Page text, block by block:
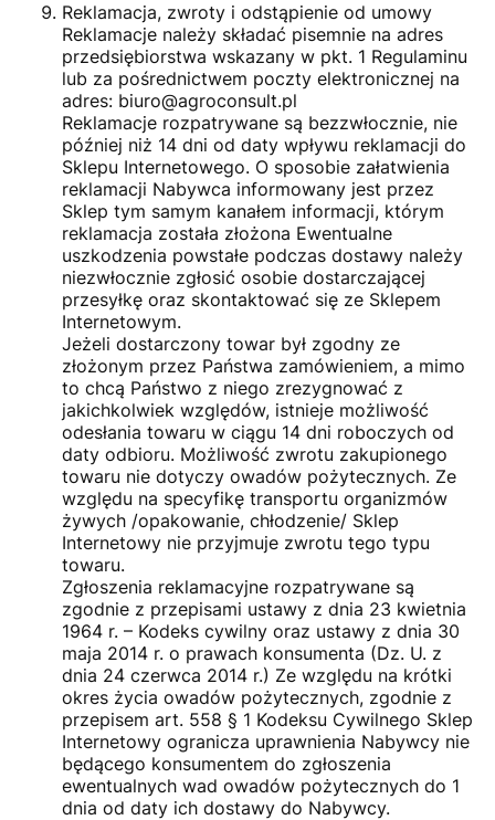
Reklamacja, zwroty i odstąpienie od umowy
Reklamacje należy składać pisemnie na adres
przedsiębiorstwa wskazany w pkt. 1 Regulaminu
lub za pośrednictwem poczty elektronicznej na
adres: biuro@agroconsult.pl
Reklamacje rozpatrywane są bezzwłocznie, nie
później niż 14 dni od daty wpływu reklamacji do
Sklepu Internetowego. O sposobie załatwienia
reklamacji Nabywca informowany jest przez
Sklep tym samym kanałem informacji, którym
reklamacja została złożona Ewentualne
uszkodzenia powstałe podczas dostawy należy
niezwłocznie zgłosić osobie dostarczającej
przesyłkę oraz skontaktować się ze Sklepem
Internetowym.
Jeżeli dostarczony towar był zgodny ze
złożonym przez Państwa zamówieniem, a mimo
to chcą Państwo z niego zrezygnować z
jakichkolwiek względów, istnieje możliwość
odesłania towaru w ciągu 14 dni roboczych od
daty odbioru. Możliwość zwrotu zakupionego
towaru nie dotyczy owadów pożytecznych. Ze
względu na specyfikę transportu organizmów
żywych /opakowanie, chłodzenie/ Sklep
Internetowy nie przyjmuje zwrotu tego typu
towaru.
Zgłoszenia reklamacyjne rozpatrywane są
zgodnie z przepisami ustawy z dnia 23 kwietnia
1964 r. – Kodeks cywilny oraz ustawy z dnia 30
maja 2014 r. o prawach konsumenta (Dz. U. z
dnia 24 czerwca 2014 r.) Ze względu na krótki
okres życia owadów pożytecznych, zgodnie z
przepisem art. 558 § 1 Kodeksu Cywilnego Sklep
Internetowy ogranicza uprawnienia Nabywcy nie
będącego konsumentem do zgłoszenia
ewentualnych wad owadów pożytecznych do 1
dnia od daty ich dostawy do Nabywcy.